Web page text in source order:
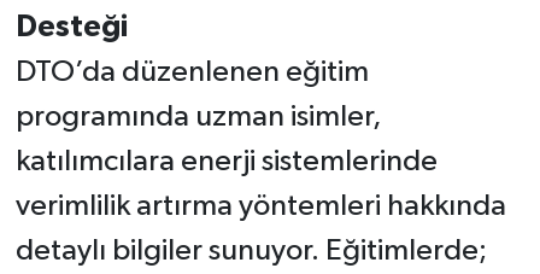
Desteği
DTO’da düzenlenen eğitim
programında uzman isimler,
katılımcılara enerji sistemlerinde
verimlilik artırma yöntemleri hakkında
detaylı bilgiler sunuyor. Eğitimlerde;